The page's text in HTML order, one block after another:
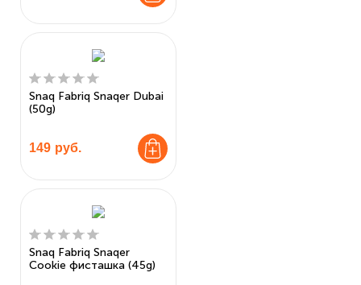
Snaq Fabriq Snaqer Dubai
(50g)
149 руб.
Snaq Fabriq Snaqer
Cookie фисташка (45g)